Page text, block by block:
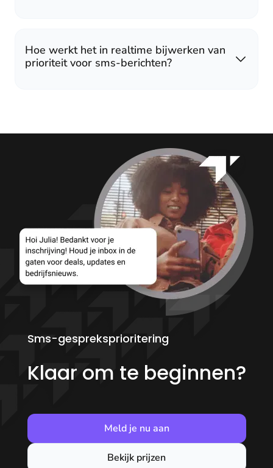
Hoe werkt het in realtime bijwerken van
prioriteit voor sms-berichten?
Sms-gespreksprioritering
Klaar om te beginnen?
Meld je nu aan
Bekijk prijzen